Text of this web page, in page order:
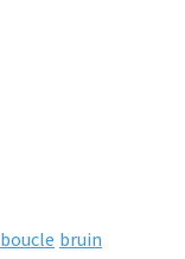
boucle bruin